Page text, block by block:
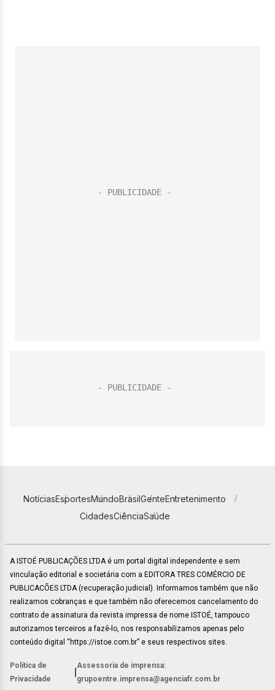
NotíciasEsportesMundoBrasilGenteEntretenimento
CidadesCiênciaSaúde
A ISTOÉ PUBLICAÇÕES LTDA é um portal digital independente e sem
vinculação editorial e societária com a EDITORA TRES COMÉRCIO DE
PUBLICACÕES LTDA (recuperação judicial). Informamos também que não
realizamos cobranças e que também não oferecemos cancelamento do
contrato de assinatura da revista impressa de nome ISTOÉ, tampouco
autorizamos terceiros a fazê-lo, nos responsabilizamos apenas pelo
conteúdo digital “https://istoe.com.br” e seus respectivos sites.
Política de
Privacidade
Assessoria de imprensa:
grupoentre.imprensa@agenciafr.com.br